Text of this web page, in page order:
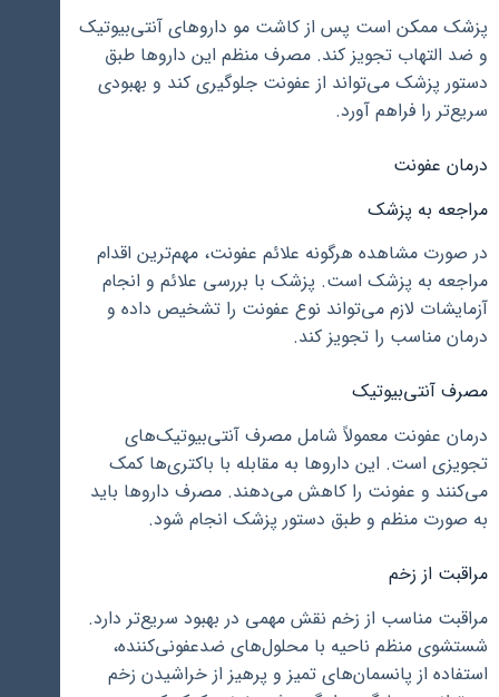
پزشک ممکن است پس از کاشت مو داروهای آنتی‌بیوتیک
و ضد التهاب تجویز کند. مصرف منظم این داروها طبق
دستور پزشک می‌تواند از عفونت جلوگیری کند و بهبودی
سریع‌تر را فراهم آورد.
درمان عفونت
مراجعه به پزشک
در صورت مشاهده هرگونه علائم عفونت، مهم‌ترین اقدام
مراجعه به پزشک است. پزشک با بررسی علائم و انجام
آزمایشات لازم می‌تواند نوع عفونت را تشخیص داده و
درمان مناسب را تجویز کند.
مصرف آنتی‌بیوتیک
درمان عفونت معمولاً شامل مصرف آنتی‌بیوتیک‌های
تجویزی است. این داروها به مقابله با باکتری‌ها کمک
می‌کنند و عفونت را کاهش می‌دهند. مصرف داروها باید
به صورت منظم و طبق دستور پزشک انجام شود.
مراقبت از زخم
مراقبت مناسب از زخم نقش مهمی در بهبود سریع‌تر دارد.
شستشوی منظم ناحیه با محلول‌های ضدعفونی‌کننده،
استفاده از پانسمان‌های تمیز و پرهیز از خراشیدن زخم